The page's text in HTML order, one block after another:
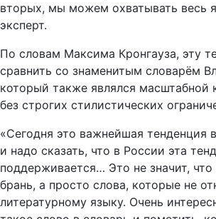
вторых, мы можем охватывать весь
эксперт.
По словам Максима Кронгауза, эту
сравнить со знаменитым словарём
который также являлся масштабной
без строгих стилистических
«Сегодня это важнейшая тенденция
и надо сказать, что в России эта
поддерживается… Это не значит, что
брань, а просто слова, которые не
литературному языку. Очень